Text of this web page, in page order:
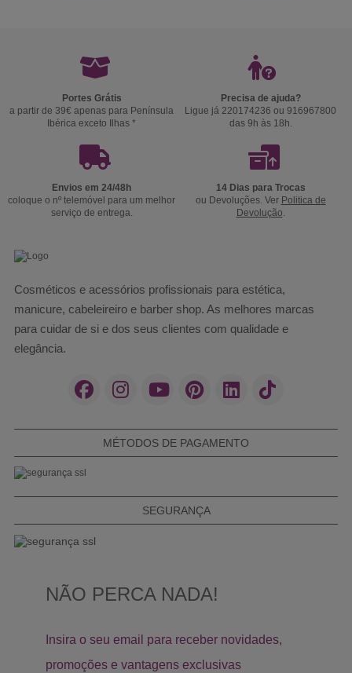
Portes Grátis
a partir de 39€ apenas para Península
Ibérica exceto Ilhas *
Precisa de ajuda?
Ligue já 220174236 ou 916967800
das 9h às 18h.
Envios em 24/48h
coloque o nº telemóvel para um melhor
serviço de entrega.
14 Dias para Trocas
ou Devoluções. Ver Politica de
Devolução.
Cosméticos e acessórios profissionais para estética,
manicure, cabeleireiro e barber shop. As melhores marcas
para cuidar de si e dos seus clientes com qualidade e
elegância.
MÉTODOS DE PAGAMENTO
SEGURANÇA